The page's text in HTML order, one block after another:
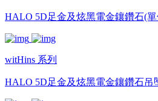
HALO 5D足金及炫黑電金鑲鑽石(
witHins 系列
HALO 5D足金及炫黑電金鑲鑽石吊